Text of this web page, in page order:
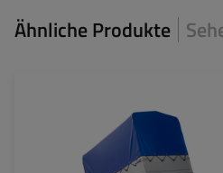
Ähnliche Produkte
750 kg
Länge des Laderaums:
2006 mm
Breite des Laderaums:
1063 mm